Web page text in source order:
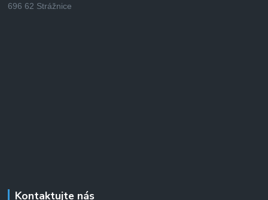
696 62 Strážnice
Kontaktujte nás